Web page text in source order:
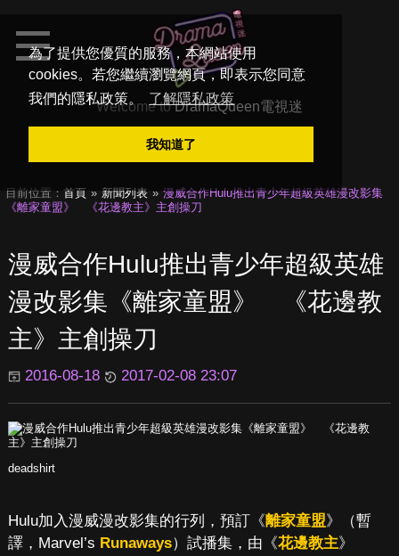
為了提供您優質的服務，本網站使用
cookies。若您繼續瀏覽網頁，即表示您同意
我們的隱私政策。
了解隱私政策
我知道了
Welcome toDramaQueen電視迷
目前位置： 首頁 新聞列表
漫威合作Hulu推出青少年超級英雄漫改影集
《離家童盟》 《花邊教主》主創操刀
漫威合作Hulu推出青少年超級英雄
漫改影集《離家童盟》 《花邊教
主》主創操刀
2016-08-18 2017-02-08 23:07
deadshirt
Hulu加入漫威漫改影集的行列，預訂《離家童盟》（暫
譯，Marvel’s Runaways）試播集，由《花邊教主》